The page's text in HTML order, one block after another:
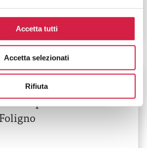
Accetta tutti
Accetta selezionati
Rifiuta
2 – Ospedale S. Giovanni